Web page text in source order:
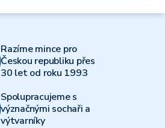
Razíme mince pro
Českou republiku přes
30 let od roku 1993
Spolupracujeme s
význačnými sochaři a
výtvarníky